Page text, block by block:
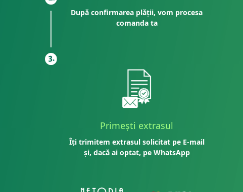
După confirmarea plății, vom procesa
comanda ta
Primești extrasul
Îți trimitem extrasul solicitat pe E-mail
și, dacă ai optat, pe WhatsApp